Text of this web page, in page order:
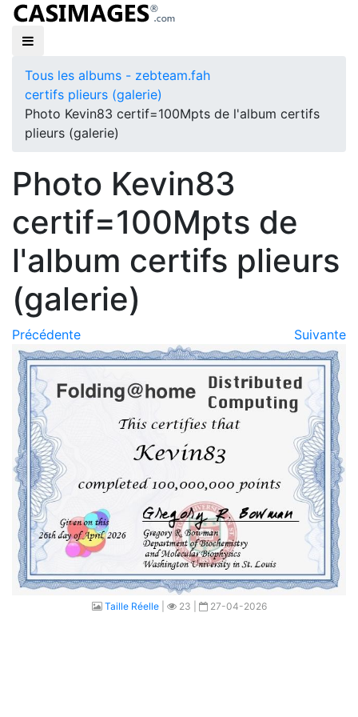
Tous les albums - zebteam.fah
certifs plieurs (galerie)
Photo Kevin83 certif=100Mpts de l'album certifs
plieurs (galerie)
Photo Kevin83
certif=100Mpts de
l'album certifs plieurs
(galerie)
Précédente Suivante
Taille Réelle| 23 | 27-04-2026